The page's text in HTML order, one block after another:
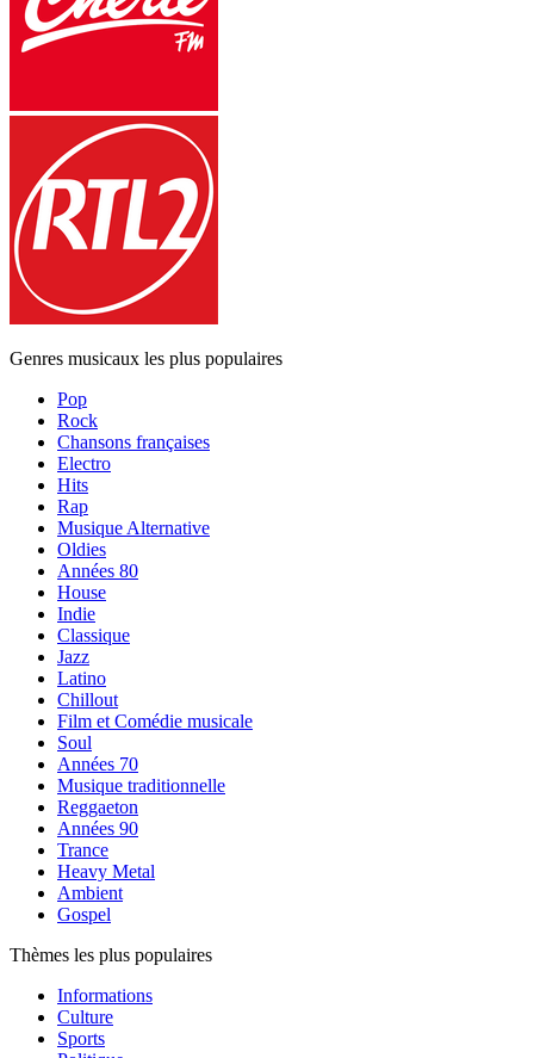
Genres musicaux les plus populaires
Pop
Rock
Chansons françaises
Electro
Hits
Rap
Musique Alternative
Oldies
Années 80
House
Indie
Classique
Jazz
Latino
Chillout
Film et Comédie musicale
Soul
Années 70
Musique traditionnelle
Reggaeton
Années 90
Trance
Heavy Metal
Ambient
Gospel
Thèmes les plus populaires
Informations
Culture
Sports